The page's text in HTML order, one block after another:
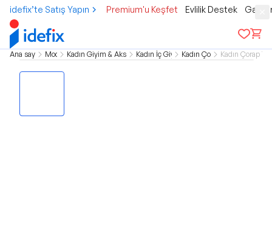
idefix’te Satış Yapın Premium'u Keşfet Evlilik Destek
Ana sayfa Moda Kadın Giyim & AksesuarKadın İç GiyimKadın Çorap Kadın Çorap